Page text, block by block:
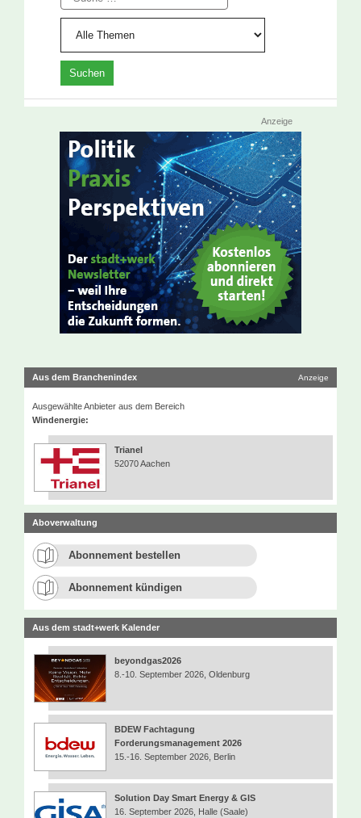
Anzeige
Aus dem Branchenindex Anzeige
Ausgewählte Anbieter aus dem Bereich
Windenergie:
Trianel
52070 Aachen
Aboverwaltung
Abonnement bestellen
Abonnement kündigen
Aus dem stadt+werk Kalender
beyondgas2026
8.-10. September 2026, Oldenburg
BDEW Fachtagung
Forderungsmanagement 2026
15.-16. September 2026, Berlin
Solution Day Smart Energy & GIS
16. September 2026, Halle (Saale)